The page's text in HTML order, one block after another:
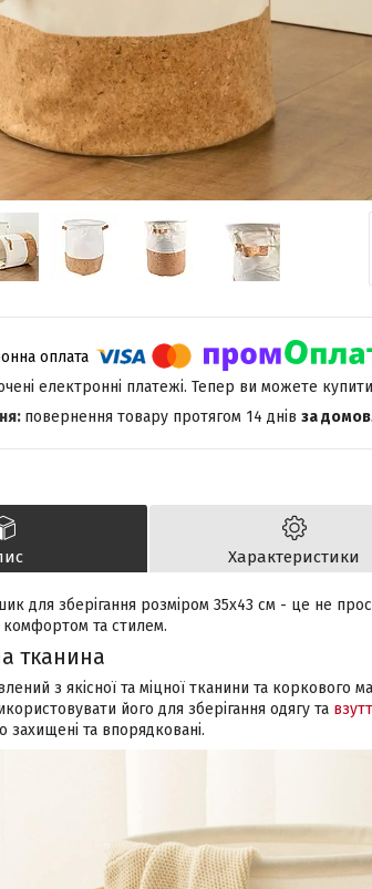
електронні платежі. Тепер ви можете
повернення товару протягом 14 днів за
Характеристики
для зберігання розміром 35х43 см - це не
та стилем.
тканина
з якісної та міцної тканини та коркового
його для зберігання одягу та
захищені та впорядковані.